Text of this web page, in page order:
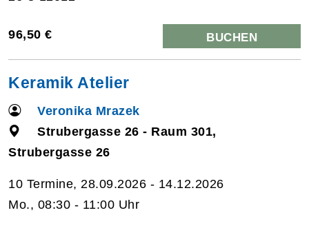
96,50 € BUCHEN
Keramik Atelier
Veronika Mrazek
Strubergasse 26 - Raum 301,
Strubergasse 26
10 Termine, 28.09.2026 - 14.12.2026
Mo., 08:30 - 11:00 Uhr